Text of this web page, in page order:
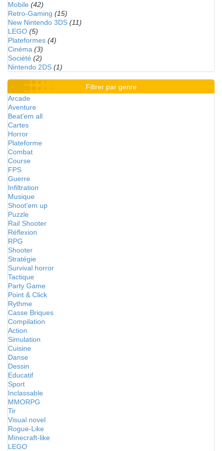
Mobile (42)
Retro-Gaming (15)
New Nintendo 3DS (11)
LEGO (5)
Plateformes (4)
Cinéma (3)
Société (2)
Nintendo 2DS (1)
Filtrer par genre
Arcade
Aventure
Beat'em all
Cartes
Horror
Plateforme
Combat
Course
FPS
Guerre
Infiltration
Musique
Shoot'em up
Puzzle
Rail Shooter
Réflexion
RPG
Shooter
Stratégie
Survival horror
Tactique
Party Game
Point & Click
Rythme
Casse Briques
Compilation
Action
Simulation
Cuisine
Danse
Dessin
Educatif
Sport
Inclassable
MMORPG
Tir
Visual novel
Rogue-Like
Minecraft-like
LEGO